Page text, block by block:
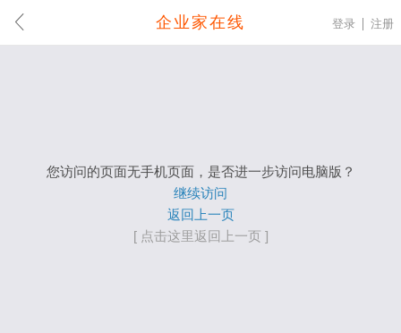
企业家在线 登录 注册
您访问的页面无手机页面，是否进一步访问电脑版？
继续访问
返回上一页
[ 点击这里返回上一页 ]